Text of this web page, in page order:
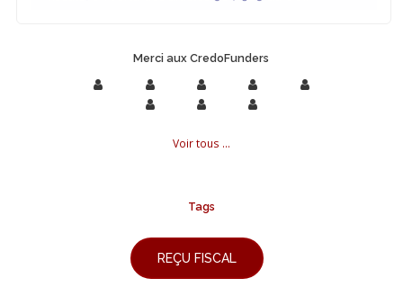
Merci aux CredoFunders
Voir tous ...
Tags
REÇU FISCAL